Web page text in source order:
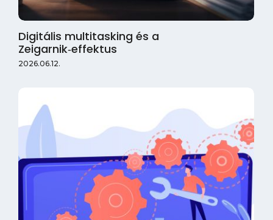
Digitális multitasking és a
Zeigarnik‑effektus
2026.06.12.